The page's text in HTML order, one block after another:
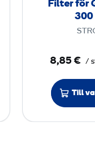
Filter för
300
8,85 € /
Till